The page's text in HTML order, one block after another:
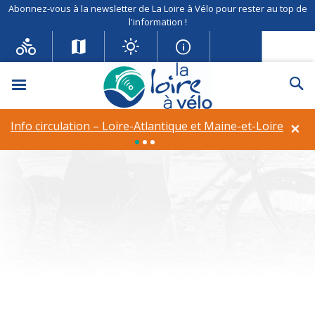
Abonnez-vous à la newsletter de La Loire à Vélo pour rester au top de
l'information !
Menu
×
Info circulation – Loire-Atlantique et Maine-et-Loire
Info circulation – Déviation à
Rilly-sur-Loire
Theme :Ambachtscentrum